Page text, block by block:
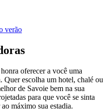
verão
oferecer a você uma
Quer escolha um hotel, chalé ou
de Savoie bem na sua
para que você se sinta
máximo sua estadia.